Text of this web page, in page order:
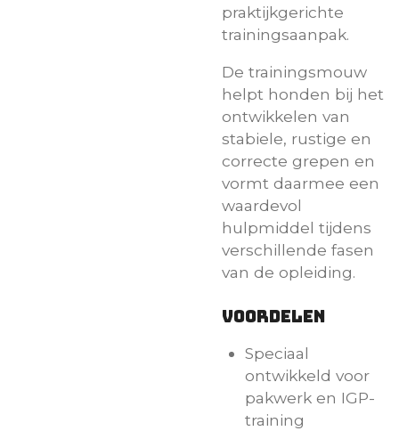
praktijkgerichte
trainingsaanpak.
De trainingsmouw
helpt honden bij het
ontwikkelen van
stabiele, rustige en
correcte grepen en
vormt daarmee een
waardevol
hulpmiddel tijdens
verschillende fasen
van de opleiding.
Voordelen
Speciaal
ontwikkeld voor
pakwerk en IGP-
training